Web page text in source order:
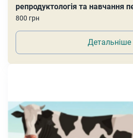
репродуктологія та навчання
Мисник
800 грн
Детальніше